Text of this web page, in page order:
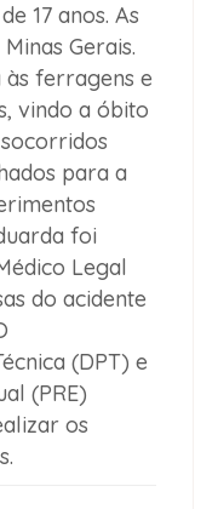
17 anos. As
Gerais.
ferragens e
vindo a óbito
para a
foi
Legal
do acidente
(DPT) e
(PRE)
os